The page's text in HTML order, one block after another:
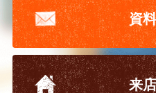
資
来